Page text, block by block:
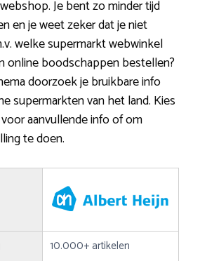
Je bent zo minder tijd
en je weet zeker dat je niet
welke supermarkt webwinkel
online boodschappen bestellen?
doorzoek je bruikbare info
supermarkten van het land. Kies
aanvullende info of om
te doen.
10.000+ artikelen